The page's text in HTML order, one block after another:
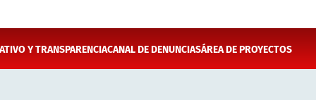
Y TRANSPARENCIACANAL DE DENUNCIASÁREA DE PROYECTOS